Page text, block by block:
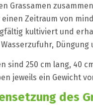
Grassamen
Zeitraum von
kultiviert und
Düngung
sind 250 cm lang, 40
jeweils ein Gewicht
des